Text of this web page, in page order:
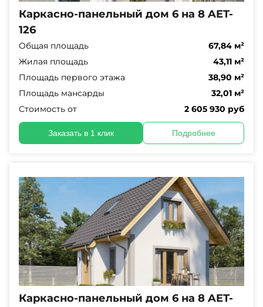
Каркасно-панельный дом 6 на 8 AET-
126
Общая площадь
67,84 м²
Жилая площадь
43,11 м²
Площадь первого этажа
38,90 м²
Площадь мансарды
32,01 м²
Стоимость от
2 605 930 руб
Заказать в 1 клик Подробнее
Каркасно-панельный дом 6 на 8 AET-